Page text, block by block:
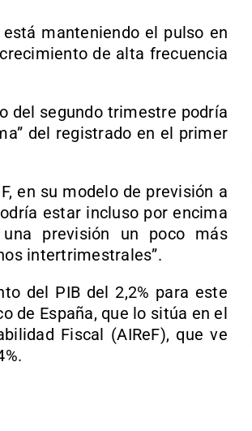
manteniendo el pulso en
de alta frecuencia
del segundo trimestre podría
del registrado en el primer
en su modelo de previsión a
estar incluso por encima
previsión un poco más
intertrimestrales”.
del PIB del 2,2% para este
de España, que lo sitúa en el
Fiscal (AIReF), que ve